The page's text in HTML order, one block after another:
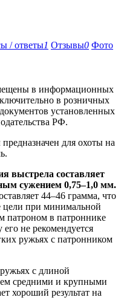
/ ответы1 Отзывы0 Фото
в информационных
в розничных
установленных
РФ.
предназначен для охоты на
выстрела составляет
сужением 0,75–1,0 мм.
44–46 грамма, что
цели при минимальной
патроном в патроннике
не рекомендуется
ружьях с патронником
с длиной
средними и крупными
хороший результат на